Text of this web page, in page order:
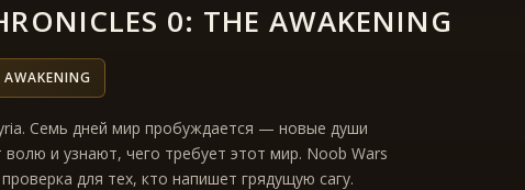
0: THE AWAKENING
Семь дней мир пробуждается — новые души
волю и узнают, чего требует этот мир. Noob Wars
для тех, кто напишет грядущую сагу.